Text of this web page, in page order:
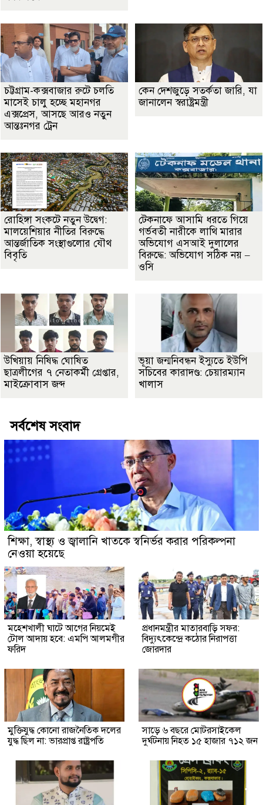
চট্টগ্রাম-কক্সবাজার রুটে চলতি
মাসেই চালু হচ্ছে মহানগর
এক্সপ্রেস, আসছে আরও নতুন
আন্তঃনগর ট্রেন
কেন দেশজুড়ে সতর্কতা জারি, যা
জানালেন স্বরাষ্ট্রমন্ত্রী
রোহিঙ্গা সংকটে নতুন উদ্বেগ:
মালয়েশিয়ার নীতির বিরুদ্ধে
আন্তর্জাতিক সংস্থাগুলোর যৌথ
বিবৃতি
টেকনাফে আসামি ধরতে গিয়ে
গর্ভবতী নারীকে লাথি মারার
অভিযোগ এসআই দুলালের
বিরুদ্ধে: অভিযোগ সঠিক নয় –
ওসি
উখিয়ায় নিষিদ্ধ ঘোষিত
ছাত্রলীগের ৭ নেতাকর্মী গ্রেপ্তার,
মাইক্রোবাস জব্দ
ভূয়া জন্মনিবন্ধন ইস্যুতে ইউপি
সচিবের কারাদণ্ড: চেয়ারম্যান
খালাস
সর্বশেষ সংবাদ
শিক্ষা, স্বাস্থ্য ও জ্বালানি খাতকে স্বনির্ভর করার পরিকল্পনা
নেওয়া হয়েছে
মহেশখালী ঘাটে আগের নিয়মেই
টোল আদায় হবে: এমপি আলমগীর
ফরিদ
প্রধানমন্ত্রীর মাতারবাড়ি সফর:
বিদ্যুৎকেন্দ্রে কঠোর নিরাপত্তা
জোরদার
মুক্তিযুদ্ধ কোনো রাজনৈতিক দলের
যুদ্ধ ছিল না: ভারপ্রাপ্ত রাষ্ট্রপতি
সাড়ে ৬ বছরে মোটরসাইকেল
দুর্ঘটনায় নিহত ১৫ হাজার ৭১২ জন